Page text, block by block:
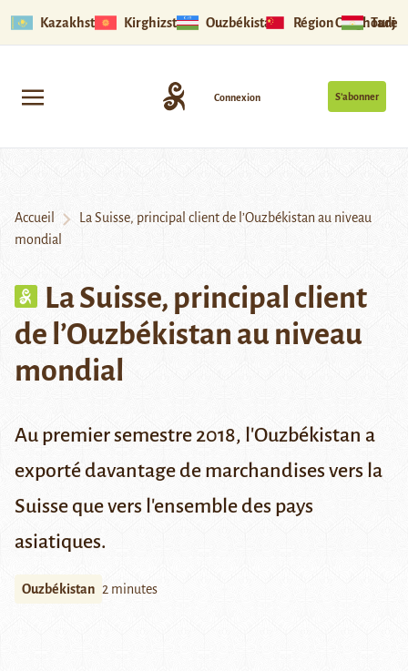
Kazakhstan Kirghizstan Ouzbékistan Région Ouïghoure
S’abonner
Connexion
Accueil
La Suisse, principal client de l’Ouzbékistan au niveau
mondial
La Suisse, principal client
de l’Ouzbékistan au niveau
mondial
Au premier semestre 2018, l'Ouzbékistan a
exporté davantage de marchandises vers la
Suisse que vers l'ensemble des pays
asiatiques.
Ouzbékistan 2 minutes